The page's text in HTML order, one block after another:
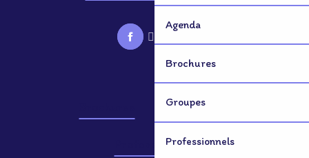
Agenda
Brochures
Groupes
Professionnels
Groupes
Professionnels